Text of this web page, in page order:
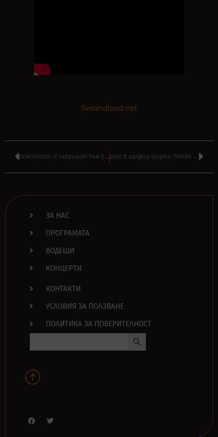
liveandloud.net
ЗА НАС
ПРОГРАМАТА
ВОДЕЩИ
КОНЦЕРТИ
КОНТАКТИ
УСЛОВИЯ ЗА ПОЛЗВАНЕ
ПОЛИТИКА ЗА ПОВЕРИТЕЛНОСТ
Search Button